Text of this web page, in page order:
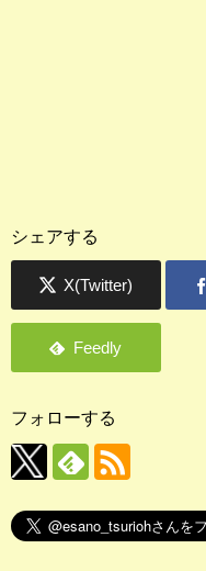
シェアする
フォローする